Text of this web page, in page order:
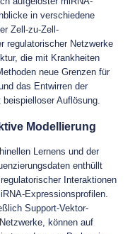
in verschiedene
Zell-zu-Zell-
regulatorischer Netzwerke
die mit Krankheiten
neue Grenzen für
das Entwirren der
Auflösung.
Modellierung
Lernens und der
enthüllt
Interaktionen
Expressionsprofilen.
Support-Vektor-
können auf